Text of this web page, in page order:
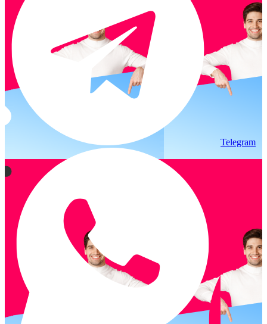
Telegram